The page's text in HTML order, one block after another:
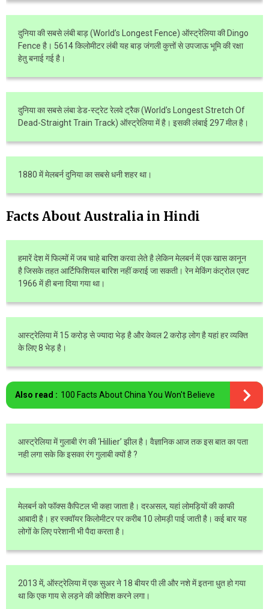
दुनिया की सबसे लंबी बाड़ (World’s Longest Fence) ऑस्ट्रेलिया की Dingo
Fence है। 5614 किलोमीटर लंबी यह बाड़ जंगली कुत्तों से उपजाऊ भूमि की रक्षा
हेतु बनाई गई है।
दुनिया का सबसे लंबा डेड-स्ट्रेट रेलवे ट्रैक (World’s Longest Stretch Of
Dead-Straight Train Track) ऑस्ट्रेलिया में है। इसकी लंबाई 297 मील है।
1880 में मेलबर्न दुनिया का सबसे धनी शहर था।
Facts About Australia in Hindi
हमारें देश में फिल्मों में जब चाहे बारिश करवा लेते है लेकिन मेलबर्न में एक खास कानून
है जिसके तहत आर्टिफिशियल बारिश नहीं कराई जा सकती। रेन मेकिंग कंट्रोल एक्ट
1966 में ही बना दिया गया था।
आस्ट्रेलिया में 15 करोड़ से ज्यादा भेड़ है और केवल 2 करोड़ लोग है यहां हर व्यक्ति
के लिए 8 भेड़ है।
Also read : 100 Facts About China You Won't Believe
आस्ट्रेलिया में गुलाबी रंग की ‘Hillier’ झील है। वैज्ञानिक आज तक इस बात का पता
नही लगा सके कि इसका रंग गुलाबी क्यों है ?
मेलबर्न को फॉक्स कैपिटल भी कहा जाता है। दरअसल, यहां लोमड़ियों की काफी
आबादी है। हर स्क्वॉयर किलोमीटर पर करीब 10 लोमड़ी पाई जाती है। कई बार यह
लोगों के लिए परेशानी भी पैदा करता है।
2013 में, ऑस्ट्रेलिया में एक सुअर ने 18 बीयर पी ली और नशे में इतना धुत हो गया
था कि एक गाय से लड़ने की कोशिश करने लगा।